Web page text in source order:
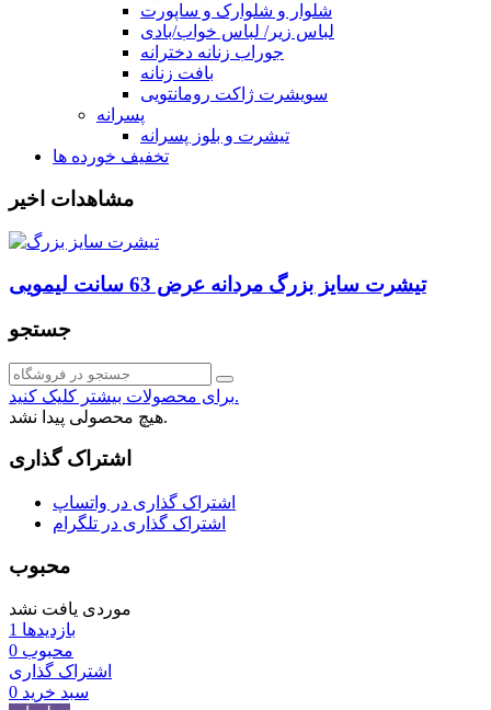
شلوار و شلوارک و ساپورت
لباس زیر/ لباس خواب/بادی
جوراب زنانه دخترانه
بافت زنانه
سویشرت ژاکت رومانتویی
پسرانه
تیشرت و بلوز پسرانه
تخفیف خورده ها
مشاهدات اخیر
تیشرت سایز بزرگ مردانه عرض 63 سانت لیمویی
جستجو
برای محصولات بیشتر کلیک کنید.
هیچ محصولی پیدا نشد.
اشتراک گذاری
اشتراک گذاری در واتساپ
اشتراک گذاری در تلگرام
محبوب
موردی یافت نشد
بازدیدها 1
محبوب 0
اشتراک گذاری
سبد خرید 0